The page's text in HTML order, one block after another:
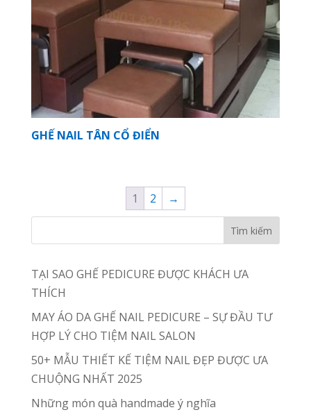
GHẾ NAIL TÂN CỔ ĐIỂN
1 2 →
TẠI SAO GHẾ PEDICURE ĐƯỢC KHÁCH ƯA
THÍCH
MAY ÁO DA GHẾ NAIL PEDICURE – SỰ ĐẦU TƯ
HỢP LÝ CHO TIỆM NAIL SALON
50+ MẪU THIẾT KẾ TIỆM NAIL ĐẸP ĐƯỢC ƯA
CHUỘNG NHẤT 2025
Những món quà handmade ý nghĩa